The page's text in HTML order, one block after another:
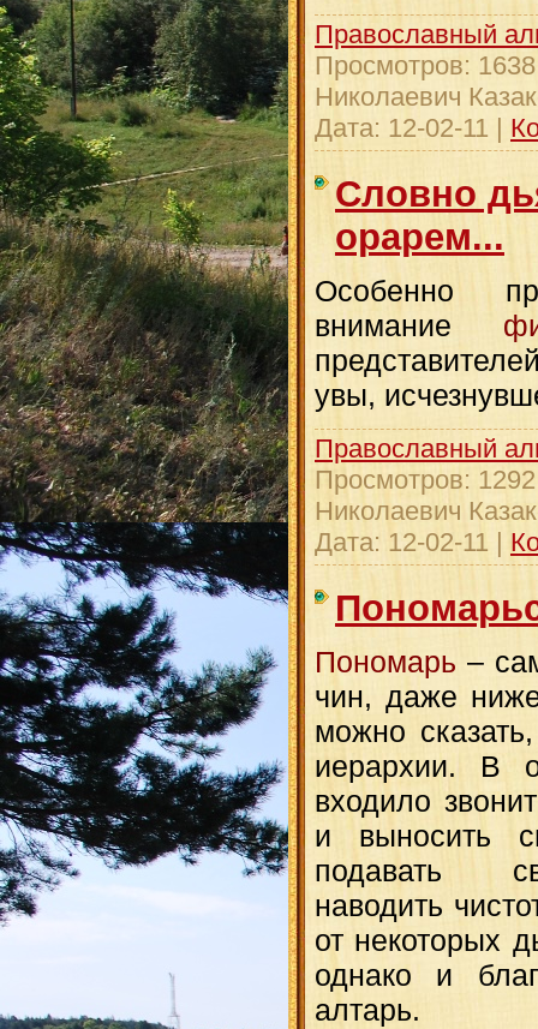
Православный
Просмотров: 1638
Николаевич
Дата: 12-02-11 |
Словно
орарем...
Особенно
внимание
увы,
Православный
Просмотров: 1292
Николаевич
Дата: 12-02-11 |
Пономарь –
чин, даже
можно
иерархии. В
входило
и выносить
подавать
наводить
от некоторых
однако и
алтарь.